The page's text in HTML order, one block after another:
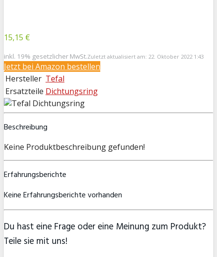
15,15 €
inkl. 19% gesetzlicher MwSt.Zuletzt aktualisiert am: 22. Oktober 2022 1:43
Jetzt bei Amazon bestellen
Hersteller Tefal
Ersatzteile Dichtungsring
Beschreibung
Keine Produktbeschreibung gefunden!
Erfahrungsberichte
Keine Erfahrungsberichte vorhanden
Du hast eine Frage oder eine Meinung zum Produkt?
Teile sie mit uns!